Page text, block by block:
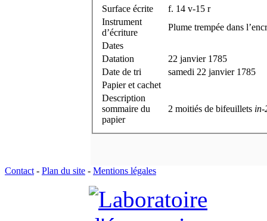
Surface écrite
f. 14 v-15 r
Instrument
d’écriture
Plume trempée dans
Dates
Datation
22 janvier 1785
Date de tri
samedi 22 janvier 1785
Papier et cachet
Description
sommaire du
papier
2 moitiés de bifeuillets in-
Contact - Plan du site - Mentions légales